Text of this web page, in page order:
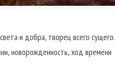
и добра, творец всего сущего.
новорожденность, ход времени